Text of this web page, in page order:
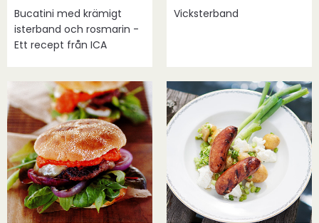
Bucatini med krämigt
isterband och rosmarin -
Ett recept från ICA
Vicksterband